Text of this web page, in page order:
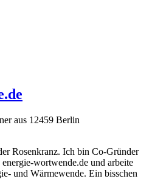
aus 12459 Berlin
Rosenkranz. Ich bin Co-Gründer
wortwende.de und arbeite
und Wärmewende. Ein bisschen